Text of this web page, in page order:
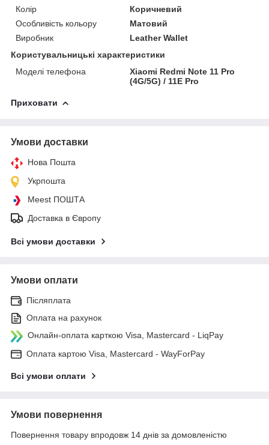
Колір
Коричневий
Особливість кольору
Матовий
Виробник
Leather Wallet
Користувальницькі характеристики
Моделі телефона
Xiaomi Redmi Note 11 Pro
(4G/5G) / 11E Pro
Приховати
Умови доставки
Нова Пошта
Укрпошта
Meest ПОШТА
Доставка в Європу
Всі умови доставки
Умови оплати
Післяплата
Оплата на рахунок
Онлайн-оплата карткою Visa, Mastercard - LiqPay
Оплата картою Visa, Mastercard - WayForPay
Всі умови оплати
Умови повернення
Повернення товару впродовж 14 днів за домовленістю